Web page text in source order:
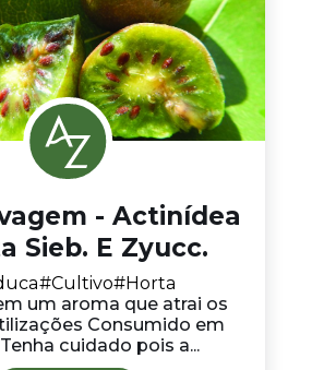
- Actinídea
Sieb. E Zyucc.
#Cultivo#Horta
um aroma que atrai os
Consumido em
cuidado pois a...